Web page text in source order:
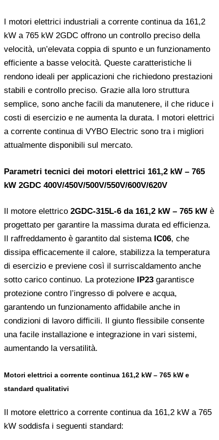
I motori elettrici industriali a corrente continua da 161,2
kW a 765 kW 2GDC offrono un controllo preciso della
velocità, un’elevata coppia di spunto e un funzionamento
efficiente a basse velocità. Queste caratteristiche li
rendono ideali per applicazioni che richiedono prestazioni
stabili e controllo preciso. Grazie alla loro struttura
semplice, sono anche facili da manutenere, il che riduce i
costi di esercizio e ne aumenta la durata. I motori elettrici
a corrente continua di VYBO Electric sono tra i migliori
attualmente disponibili sul mercato.
Parametri tecnici dei motori elettrici 161,2 kW – 765
kW 2GDC 400V/450V/500V/550V/600V/620V
Il motore elettrico 2GDC-315L-6 da 161,2 kW – 765 kW è
progettato per garantire la massima durata ed efficienza.
Il raffreddamento è garantito dal sistema IC06, che
dissipa efficacemente il calore, stabilizza la temperatura
di esercizio e previene così il surriscaldamento anche
sotto carico continuo. La protezione
IP23 garantisce
protezione contro l’ingresso di polvere e acqua,
garantendo un funzionamento affidabile anche in
condizioni di lavoro difficili. Il giunto flessibile consente
una facile installazione e integrazione in vari sistemi,
aumentando la versatilità.
Motori elettrici a corrente continua 161,2 kW – 765 kW e
standard qualitativi
Il motore elettrico a corrente continua da 161,2 kW a 765
kW soddisfa i seguenti standard: